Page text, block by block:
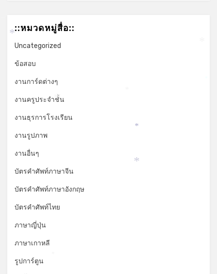
::หมวดหมู่สื่อ::
Uncategorized
ข้อสอบ
งานการ์ดต่างๆ
งานครูประจำชั้น
งานธุรการโรงเรียน
งานรูปภาพ
งานอื่นๆ
บัตรคำศัพท์ภาษาจีน
บัตรคำศัพท์ภาษาอังกฤษ
บัตรคำศัพท์ไทย
ภาษาญี่ปุ่น
ภาษาเกาหลี
รูปการ์ตูน
*